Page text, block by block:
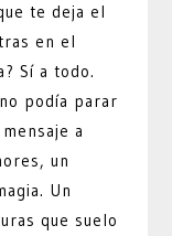
te deja el
en el
Sí a todo.
podía parar
a
un
Un
que suelo